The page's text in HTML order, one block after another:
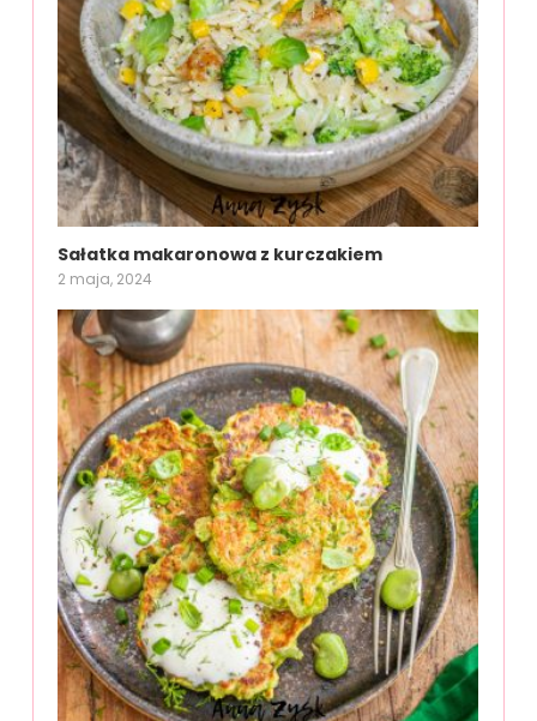
Sałatka makaronowa z kurczakiem
2 maja, 2024